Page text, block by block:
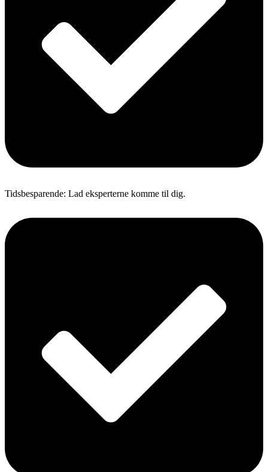
Tidsbesparende: Lad eksperterne komme til dig.